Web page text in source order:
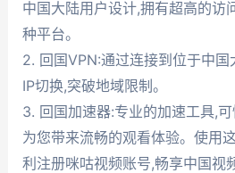
中国大陆用户设计,拥有超高的访
种平台。
2. 回国VPN:通过连接到位于中
IP切换,突破地域限制。
3. 回国加速器:专业的加速工具,
为您带来流畅的观看体验。使用
利注册咪咕视频账号,畅享中国视